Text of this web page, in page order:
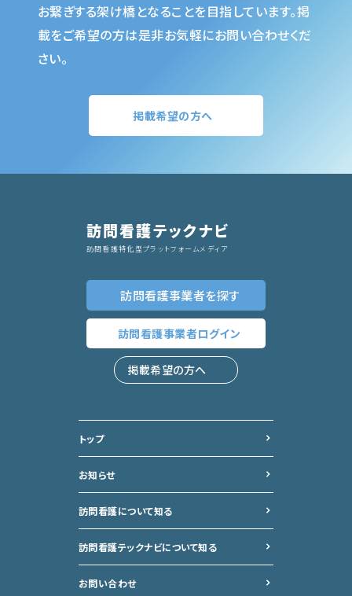
お繋ぎする架け橋となることを目指しています。掲
載をご希望の方は是非お気軽にお問い合わせくだ
さい。
掲載希望の方へ
訪問看護テックナビ
訪問看護特化型プラットフォームメディア
訪問看護事業者を探す
訪問看護事業者ログイン
掲載希望の方へ
トップ
お知らせ
訪問看護について知る
訪問看護テックナビについて知る
お問い合わせ